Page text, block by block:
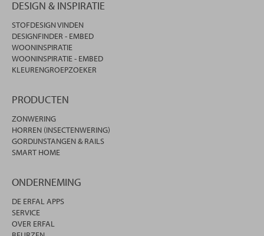
DESIGN & INSPIRATIE
STOFDESIGN VINDEN
DESIGNFINDER - EMBED
WOONINSPIRATIE
WOONINSPIRATIE - EMBED
KLEURENGROEPZOEKER
PRODUCTEN
ZONWERING
HORREN (INSECTENWERING)
GORDIJNSTANGEN & RAILS
SMART HOME
ONDERNEMING
DE ERFAL APPS
SERVICE
OVER ERFAL